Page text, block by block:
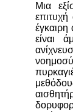
Μια
επιτυχή
έγκαιρη
είναι